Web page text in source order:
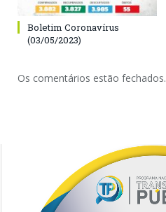
Boletim Coronavírus
(03/05/2023)
Os comentários estão fechados.